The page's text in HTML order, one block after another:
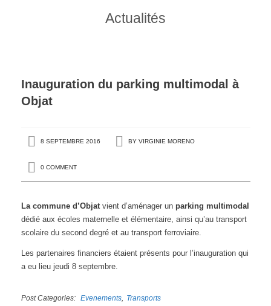
Actualités
Inauguration du parking multimodal à
Objat
8 SEPTEMBRE 2016 BY VIRGINIE MORENO
0 COMMENT
La commune d’Objatvient d’aménager un parking multimodal
dédié aux écoles maternelle et élémentaire, ainsi qu’au transport
scolaire du second degré et au transport ferroviaire.
Les partenaires financiers étaient présents pour l’inauguration qui
a eu lieu jeudi 8 septembre.
Post Categories Evenements Transports